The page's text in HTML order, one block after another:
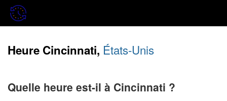
Heure Cincinnati, États-Unis
Quelle heure est-il à Cincinnati ?